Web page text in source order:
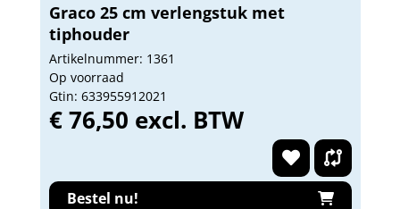
Graco 25 cm verlengstuk met
tiphouder
Artikelnummer: 1361
Op voorraad
Gtin: 633955912021
€ 76,50 excl. BTW
Bestel nu!